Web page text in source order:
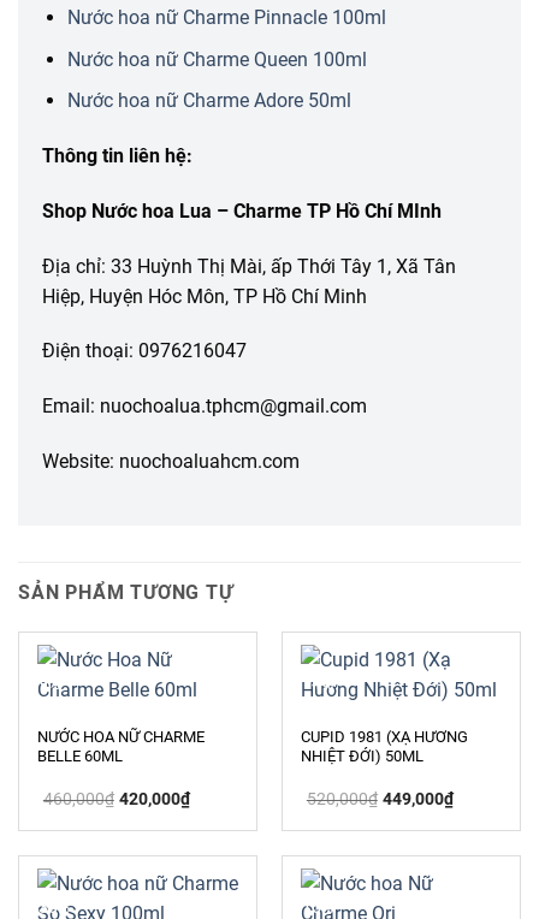
Nước hoa nữ Charme Pinnacle 100ml
Nước hoa nữ Charme Queen 100ml
Nước hoa nữ Charme Adore 50ml
Thông tin liên hệ:
Shop Nước hoa Lua – Charme TP Hồ Chí MInh
Địa chỉ: 33 Huỳnh Thị Mài, ấp Thới Tây 1, Xã Tân
Hiệp, Huyện Hóc Môn, TP Hồ Chí Minh
Điện thoại: 0976216047
Email: nuochoalua.tphcm@gmail.com
Website: nuochoaluahcm.com
SẢN PHẨM TƯƠNG TỰ
-9%
NƯỚC HOA NỮ CHARME
BELLE 60ML
460,000₫ Giá
gốc
420,000₫Giá
hiện
420,000₫.
-14%
CUPID 1981 (XẠ HƯƠNG
NHIỆT ĐỚI) 50ML
520,000₫ Giá
gốc
449,000₫Giá
hiện
449,000₫.
-30% -15%